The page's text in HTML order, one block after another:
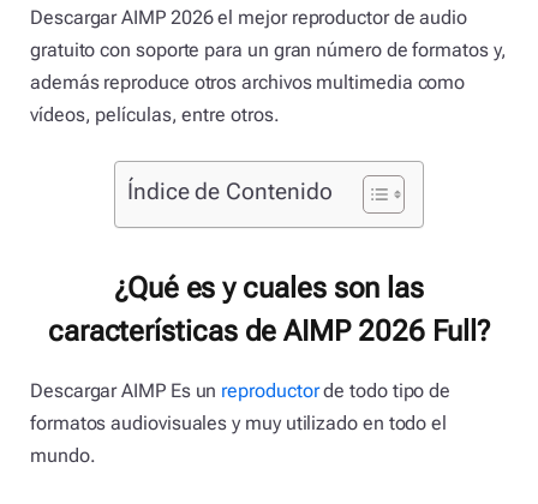
Descargar AIMP 2026 el mejor reproductor de audio
gratuito con soporte para un gran número de formatos y,
además reproduce otros archivos multimedia como
vídeos, películas, entre otros.
Índice de Contenido
¿Qué es y cuales son las
características de AIMP 2026 Full?
Descargar AIMP Es un reproductorde todo tipo de
formatos audiovisuales y muy utilizado en todo el
mundo.